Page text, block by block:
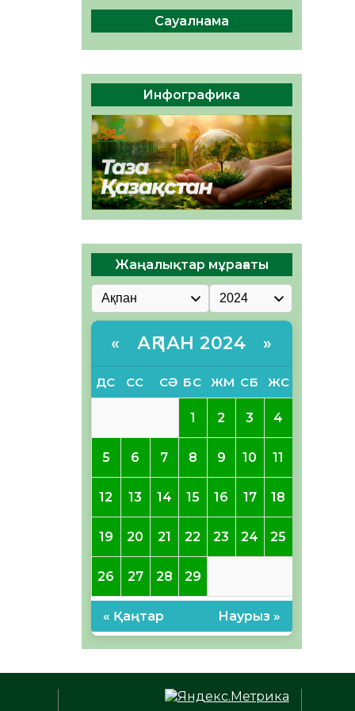
Руслан Рүстемұлы облыс
әкімінің кеңесшісі болып
тағайындалды
05.08.2026
41 0
Сауалнама
Инфографика
Жаңалықтар мұрағаты
« АҚПАН 2024 »
ДС СС СӘ БС ЖМ СБ ЖС
1 2 3 4
5 6 7 8 9 10 11
12 13 14 15 16 17 18
19 20 21 22 23 24 25
26 27 28 29
« Қаңтар Наурыз »